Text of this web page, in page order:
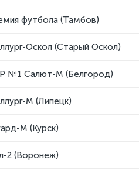
футбола (Тамбов)
Оскол (Старый Оскол)
№1 Салют-М (Белгород)
М (Липецк)
М (Курск)
2 (Воронеж)